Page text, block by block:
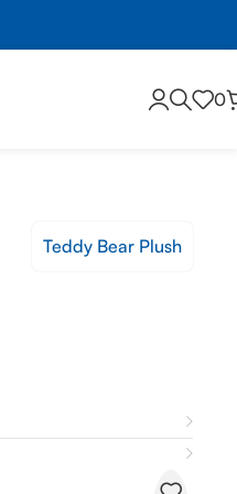
0
Teddy Bear Plush